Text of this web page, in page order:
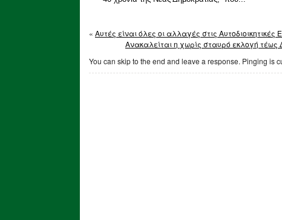
« Αυτές είναι όλες οι αλλαγές στις Αυτοδιοικητικές
Ανακαλείται η χωρίς σταυρό εκλογή
You can skip to the end and leave a response. Pinging is